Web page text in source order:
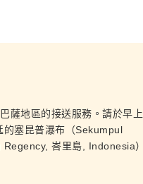
薩地區的接送服務。請於早上
的塞昆普瀑布（Sekumpul
峇里島, Indonesia）